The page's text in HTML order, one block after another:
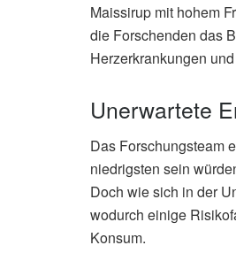
Maissirup mit hohem
die Forschenden das
Herzerkrankungen
Unerwartete
Das Forschungsteam
niedrigsten sein
Doch wie sich in der
wodurch einige
Konsum.